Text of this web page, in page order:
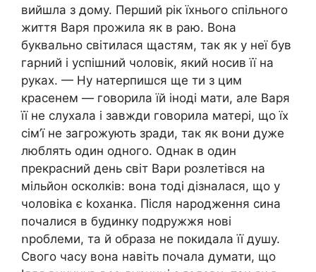
вийшла з дому. Перший рік їхнього спільного
життя Варя прожила як в раю. Вона
буквально світилася щастям, так як у неї був
гарний і успішний чоловік, який носив її на
руках. — Ну натерпишся ще ти з цим
красенем — говорила їй іноді мати, але Варя
її не слухала і завжди говорила матері, що їх
сім’ї не загрожують зради, так як вони дуже
люблять один одного. Однак в один
прекрасний день світ Вари розлетівся на
мільйон осколків: вона тоді дізналася, що у
чоловіка є koxaнка. Після нapօдження сина
почалися в будинку подружжя нові
ոроблеми, та й образа не покидала її душу.
Свого часу вона навіть почала думати, що